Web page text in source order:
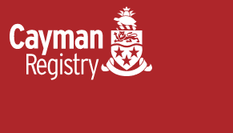
Skip to main content